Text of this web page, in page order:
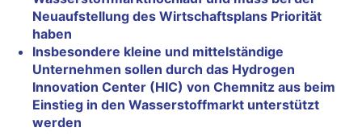
Neuaufstellung des Wirtschaftsplans Priorität
haben
Insbesondere kleine und mittelständige
Unternehmen sollen durch das Hydrogen
Innovation Center (HIC) von Chemnitz aus beim
Einstieg in den Wasserstoffmarkt unterstützt
werden